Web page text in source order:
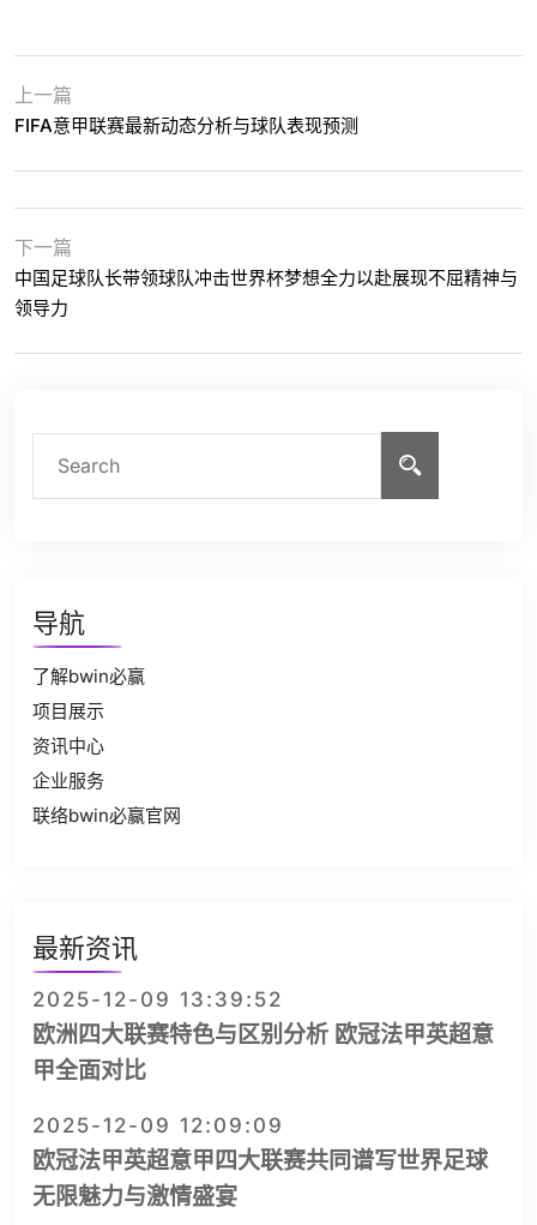
上一篇
FIFA意甲联赛最新动态分析与球队表现预测
下一篇
中国足球队长带领球队冲击世界杯梦想全力以赴展现不屈精神与
领导力
导航
了解bwin必赢
项目展示
资讯中心
企业服务
联络bwin必赢官网
最新资讯
2025-12-09 13:39:52
欧洲四大联赛特色与区别分析 欧冠法甲英超意
甲全面对比
2025-12-09 12:09:09
欧冠法甲英超意甲四大联赛共同谱写世界足球
无限魅力与激情盛宴